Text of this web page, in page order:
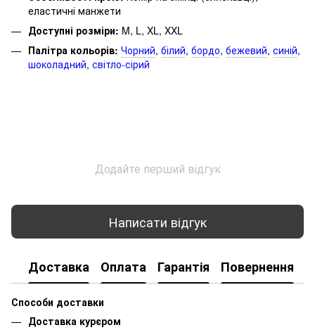
еластичні манжети
Доступні розміри: M, L, XL, XXL
Палітра кольорів: Чорний, білий, бордо, бежевий, синій,
шоколадний, світло-сірий
Додайте перший відгук
Написати відгук
Доставка Оплата Гарантія Повернення
Способи доставки
Доставка курєром